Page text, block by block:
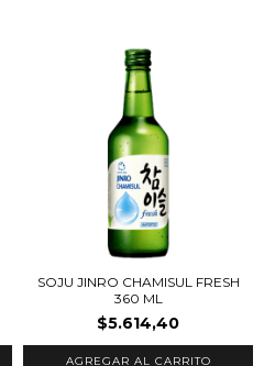
SOJU JINRO CHAMISUL FRESH
360 ML
$5.614,40